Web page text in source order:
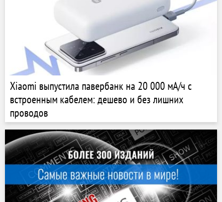
Xiaomi выпустила павербанк на 20 000 мА/ч с
встроенным кабелем: дешево и без лишних
проводов